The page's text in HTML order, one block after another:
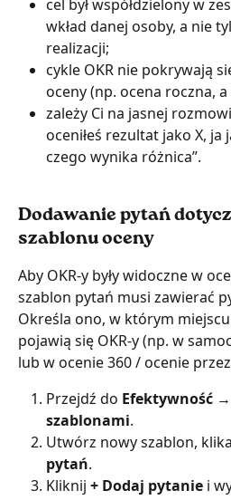
cel był współdzielony w
wkład danej osoby, a nie
realizacji;
cykle OKR nie pokrywają
oceny (np. ocena roczna,
zależy Ci na jasnej
oceniłeś rezultat jako X, ja
czego wynika różnica”.
Dodawanie pytań
szablonu oceny
Aby OKR-y były widoczne w
szablon pytań musi zawierać
Określa ono, w którym
pojawią się OKR-y (np. w
lub w ocenie 360 / ocenie
Przejdź do Efektywność
szablonami.
Utwórz nowy szablon,
pytań.
Kliknij + Dodaj pytanie i